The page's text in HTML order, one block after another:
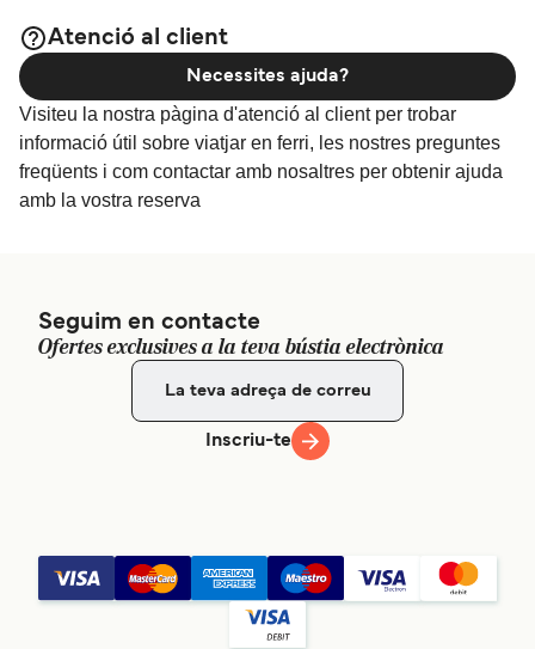
Atenció al client
Visiteu la nostra pàgina d'atenció al client per trobar
informació útil sobre viatjar en ferri, les nostres preguntes
freqüents i com contactar amb nosaltres per obtenir ajuda
amb la vostra reserva
Necessites ajuda?
Seguim en contacte
Ofertes exclusives a la teva bústia electrònica
Inscriu-te